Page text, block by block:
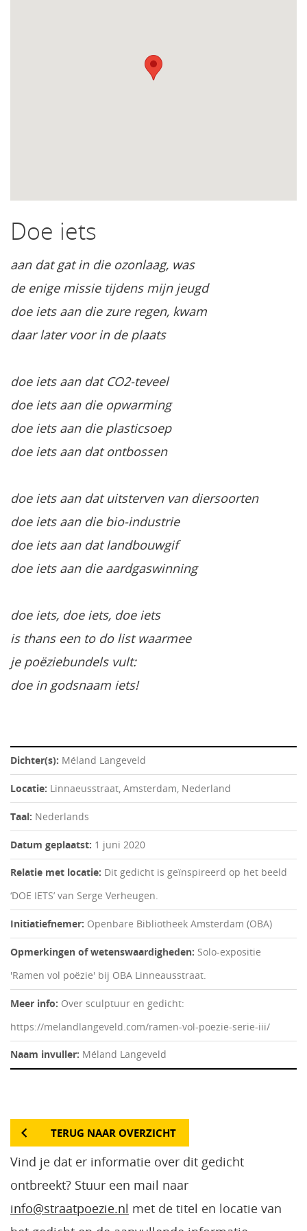
Doe iets
aan dat gat in die ozonlaag, was
de enige missie tijdens mijn jeugd
doe iets aan die zure regen, kwam
daar later voor in de plaats
doe iets aan dat CO2-teveel
doe iets aan die opwarming
doe iets aan die plasticsoep
doe iets aan dat ontbossen
doe iets aan dat uitsterven van diersoorten
doe iets aan die bio-industrie
doe iets aan dat landbouwgif
doe iets aan die aardgaswinning
doe iets, doe iets, doe iets
is thans een to do list waarmee
je poëziebundels vult:
doe in godsnaam iets!
Dichter(s): Méland Langeveld
Locatie: Linnaeusstraat, Amsterdam, Nederland
Taal: Nederlands
Datum geplaatst: 1 juni 2020
Relatie met locatie: Dit gedicht is geïnspireerd op het beeld
‘DOE IETS’ van Serge Verheugen.
Initiatiefnemer: Openbare Bibliotheek Amsterdam (OBA)
Opmerkingen of wetenswaardigheden: Solo-expositie
'Ramen vol poëzie' bij OBA Linneausstraat.
Meer info: Over sculptuur en gedicht:
https://melandlangeveld.com/ramen-vol-poezie-serie-iii/
Naam invuller: Méland Langeveld
TERUG NAAR OVERZICHT
Vind je dat er informatie over dit gedicht
ontbreekt? Stuur een mail naar
info@straatpoezie.nl met de titel en locatie van